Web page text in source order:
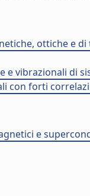
ottiche e
vibrazionali di
con forti
e